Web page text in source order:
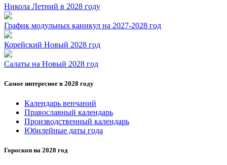
Никола Летний в 2028 году
График модульных каникул на 2027-2028 год
Корейский Новый 2028 год
Салаты на Новый 2028 год
Самое интересное в 2028 году
Календарь венчаний
Православный календарь
Производственный календарь
Юбилейные даты года
Гороскоп на 2028 год